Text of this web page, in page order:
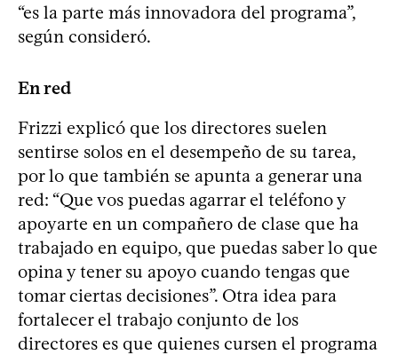
“es la parte más innovadora del programa”,
según consideró.
En red
Frizzi explicó que los directores suelen
sentirse solos en el desempeño de su tarea,
por lo que también se apunta a generar una
red: “Que vos puedas agarrar el teléfono y
apoyarte en un compañero de clase que ha
trabajado en equipo, que puedas saber lo que
opina y tener su apoyo cuando tengas que
tomar ciertas decisiones”. Otra idea para
fortalecer el trabajo conjunto de los
directores es que quienes cursen el programa